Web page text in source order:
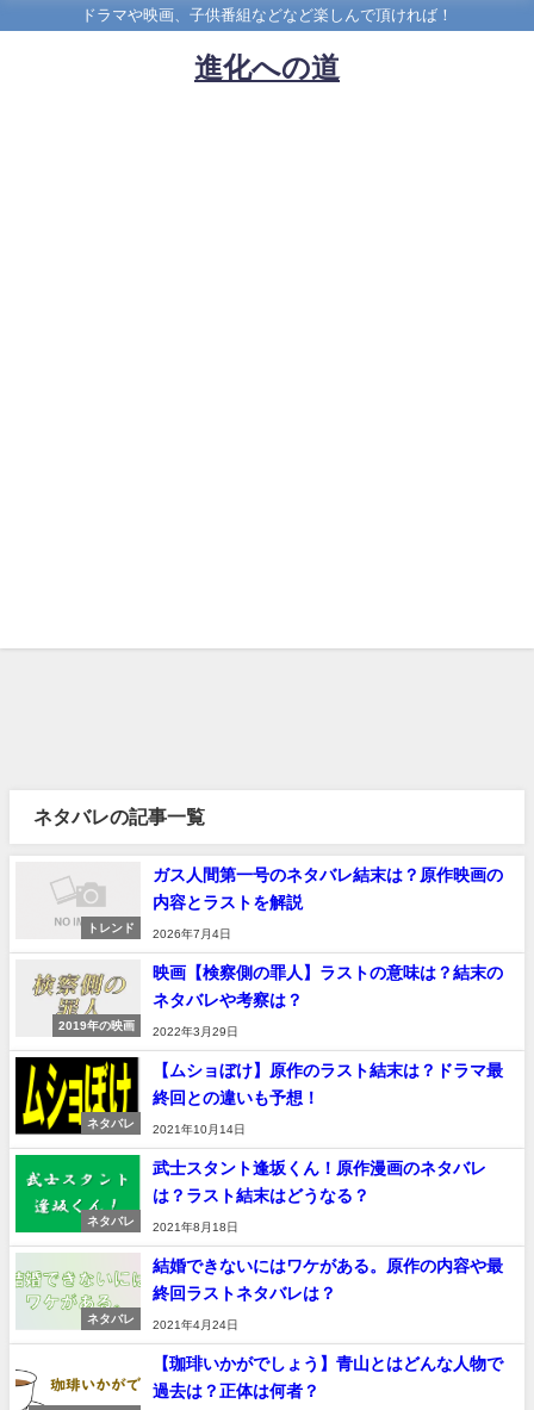
ドラマや映画、子供番組などなど楽しんで頂ければ！
進化への道
ネタバレの記事一覧
トレンド
ガス人間第一号のネタバレ結末は？原作映画の
内容とラストを解説
2026年7月4日
2019年の映画
映画【検察側の罪人】ラストの意味は？結末の
ネタバレや考察は？
2022年3月29日
ネタバレ
【ムショぼけ】原作のラスト結末は？ドラマ最
終回との違いも予想！
2021年10月14日
ネタバレ
武士スタント逢坂くん！原作漫画のネタバレ
は？ラスト結末はどうなる？
2021年8月18日
ネタバレ
結婚できないにはワケがある。原作の内容や最
終回ラストネタバレは？
2021年4月24日
【珈琲いかがでしょう】青山とはどんな人物で
過去は？正体は何者？